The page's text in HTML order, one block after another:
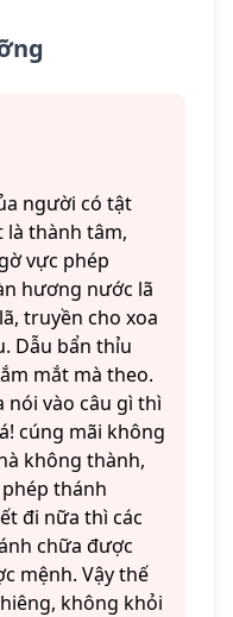
người có tật
là thành tâm,
vực phép
hương nước lã
truyền cho xoa
Dẫu bẩn thỉu
mắt mà theo.
nói vào câu gì thì
cúng mãi không
không thành,
thánh
đi nữa thì các
chữa được
mệnh. Vậy thế
không khỏi